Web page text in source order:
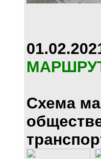
Схема